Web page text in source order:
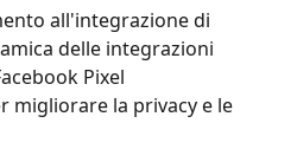
all'integrazione di
delle integrazioni
Pixel
migliorare la privacy e le